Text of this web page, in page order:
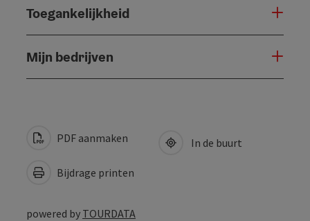
Toegankelijkheid
Mijn bedrijven
PDF aanmaken
Bijdrage printen
In de buurt
powered by TOURDATA